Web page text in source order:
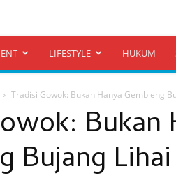
LIFESTYLE HUKUM
Tradisi Gowok: Bukan Hanya Gembleng
Bukan
Bujang